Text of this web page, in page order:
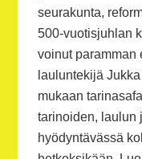
seurakunta,
500-vuotisjuhlan
voinut paramman
lauluntekijä
mukaan
tarinoiden, laulun
hyödyntävässä